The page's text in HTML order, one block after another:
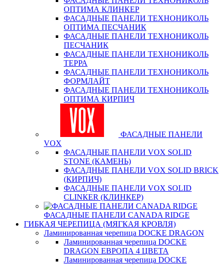
ОПТИМА КЛИНКЕР
ФАСАДНЫЕ ПАНЕЛИ ТЕХНОНИКОЛЬ
ОПТИМА ПЕСЧАНИК
ФАСАДНЫЕ ПАНЕЛИ ТЕХНОНИКОЛЬ
ПЕСЧАНИК
ФАСАДНЫЕ ПАНЕЛИ ТЕХНОНИКОЛЬ
ТЕРРА
ФАСАДНЫЕ ПАНЕЛИ ТЕХНОНИКОЛЬ
ФОРМЛАЙТ
ФАСАДНЫЕ ПАНЕЛИ ТЕХНОНИКОЛЬ
ОПТИМА КИРПИЧ
ФАСАДНЫЕ ПАНЕЛИ
VOX
ФАСАДНЫЕ ПАНЕЛИ VOX SOLID
STONE (КАМЕНЬ)
ФАСАДНЫЕ ПАНЕЛИ VOX SOLID BRICK
(КИРПИЧ)
ФАСАДНЫЕ ПАНЕЛИ VOX SOLID
CLINКER (КЛИНКЕР)
ФАСАДНЫЕ ПАНЕЛИ CANADA RIDGE
ГИБКАЯ ЧЕРЕПИЦА (МЯГКАЯ КРОВЛЯ)
Ламинированная черепица DOCKE DRAGON
Ламинированная черепица DOCKE
DRAGON ЕВРОПА 4 ЦВЕТА
Ламинированная черепица DOCKE